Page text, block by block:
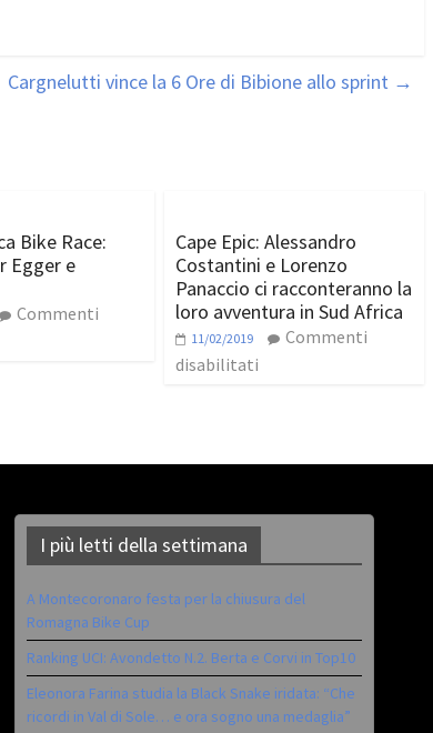
Cargnelutti vince la 6 Ore di Bibione allo sprint →
Bike Race:
Egger e
Commenti
Cape Epic: Alessandro
Costantini e Lorenzo
Panaccio ci racconteranno la
loro avventura in Sud Africa
11/02/2019
Commenti
disabilitati
I più letti della settimana
A Montecoronaro festa per la chiusura del
Romagna Bike Cup
Ranking UCI: Avondetto N.2. Berta e Corvi in Top10
Eleonora Farina studia la Black Snake iridata: “Che
ricordi in Val di Sole… e ora sogno una medaglia”